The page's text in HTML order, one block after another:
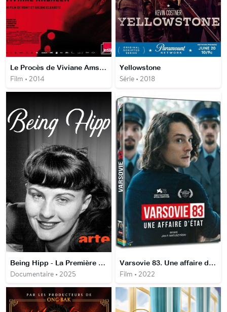
Le Procès de Viviane Amsalem
Film • 2014
Yellowstone
Série • 2018
Being Hipp - La Première Dame du jazz européen
Documentaire • 2025
Varsovie 83. Une affaire d'État
Film • 2022